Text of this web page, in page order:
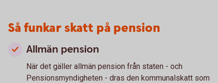
Så funkar skatt på pension
Allmän pension
När det gäller allmän pension från staten - och
Pensionsmyndigheten - dras den kommunalskatt som